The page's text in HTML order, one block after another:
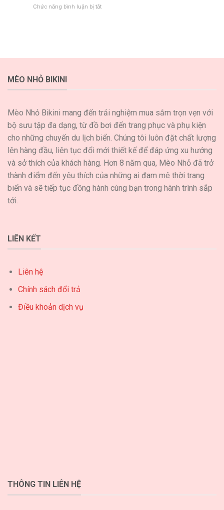
Ngất
Nhơn
bình
Chức năng bình luận bị tắtở
Nhơn,
tuyệt
đẹp
MÈO NHỎ BIKINI
Mèo Nhỏ Bikini mang đến trải nghiệm mua sắm trọn vẹn với
bộ sưu tập đa dạng, từ đồ bơi đến trang phục và phụ kiện
cho những chuyến du lịch biển. Chúng tôi luôn đặt chất lượng
lên hàng đầu, liên tục đổi mới thiết kế để đáp ứng xu hướng
và sở thích của khách hàng. Hơn 8 năm qua, Mèo Nhỏ đã trở
thành điểm đến yêu thích của những ai đam mê thời trang
biển và sẽ tiếp tục đồng hành cùng bạn trong hành trình sắp
tới.
LIÊN KẾT
Liên hệ
Chính sách đổi trả
Điều khoản dịch vụ
THÔNG TIN LIÊN HỆ